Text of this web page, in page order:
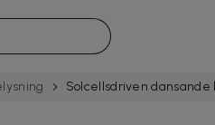
Solcellsdriven dansande